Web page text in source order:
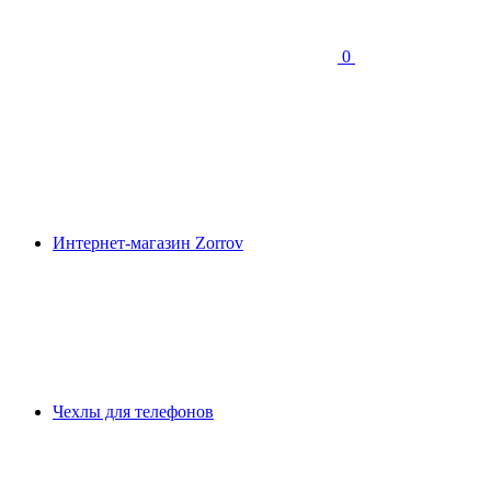
0
Интернет-магазин Zorrov
Чехлы для телефонов